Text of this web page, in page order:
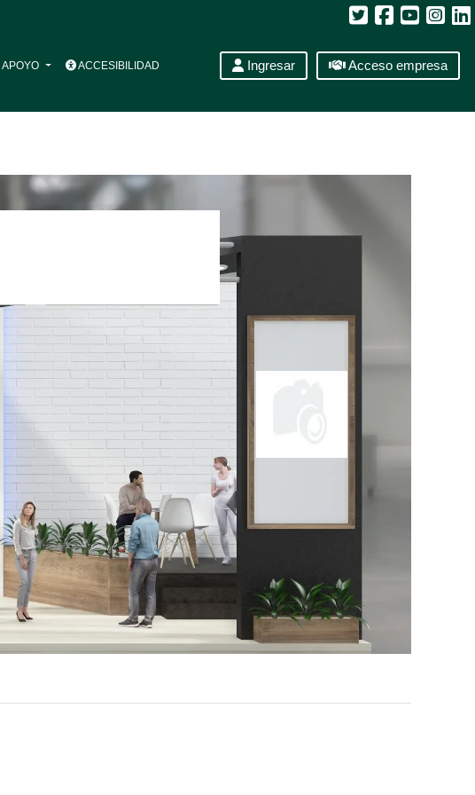
ACCESIBILIDAD Ingresar Acceso empresa